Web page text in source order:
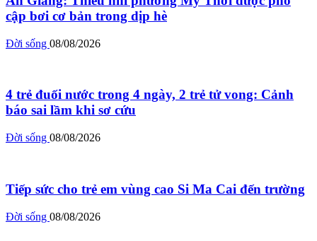
cập bơi cơ bản trong dịp hè
Đời sống 08/08/2026
4 trẻ đuối nước trong 4 ngày, 2 trẻ tử vong: Cảnh
báo sai lầm khi sơ cứu
Đời sống 08/08/2026
Tiếp sức cho trẻ em vùng cao Si Ma Cai đến trường
Đời sống 08/08/2026